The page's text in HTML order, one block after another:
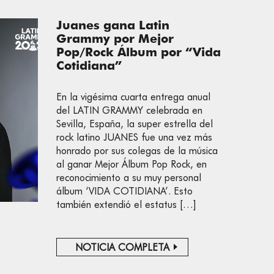
Juanes gana Latin
Grammy por Mejor
Pop/Rock Álbum por “Vida
Cotidiana”
En la vigésima cuarta entrega anual
del LATIN GRAMMY celebrada en
Sevilla, España, la super estrella del
rock latino JUANES fue una vez más
honrado por sus colegas de la música
al ganar Mejor Álbum Pop Rock, en
reconocimiento a su muy personal
álbum ‘VIDA COTIDIANA’. Esto
también extendió el estatus […]
NOTICIA COMPLETA